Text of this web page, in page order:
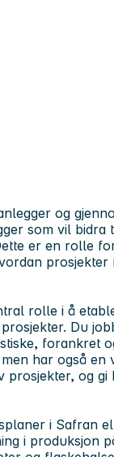
og
som vil bidra
er en rolle
rolle i å
Du
forankret
har også en
og
i Safran
i produksjon